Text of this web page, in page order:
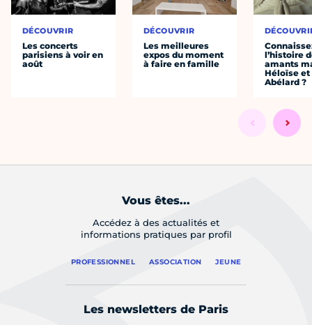
DÉCOUVRIR
Les concerts
parisiens à voir en
août
DÉCOUVRIR
Les meilleures
expos du moment
à faire en famille
l’histoire
amants
Héloïse et
Abélard ?
Vous êtes...
Accédez à des actualités et
informations pratiques par profil
PROFESSIONNEL ASSOCIATION JEUNE
Les newsletters de Paris